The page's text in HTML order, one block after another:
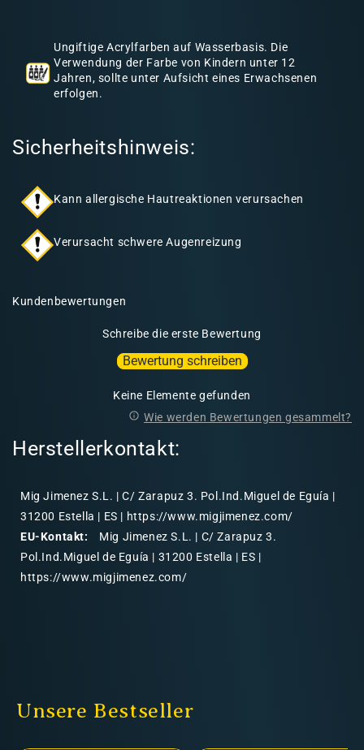
Ungiftige Acrylfarben auf Wasserbasis. Die
Verwendung der Farbe von Kindern unter 12
Jahren, sollte unter Aufsicht eines Erwachsenen
erfolgen.
Sicherheitshinweis:
Kann allergische Hautreaktionen verursachen
Verursacht schwere Augenreizung
Kundenbewertungen
Schreibe die erste Bewertung
Bewertung schreiben
Keine Elemente gefunden
Wie werden Bewertungen gesammelt?
Herstellerkontakt:
Mig Jimenez S.L. | C/ Zarapuz 3. Pol.Ind.Miguel de Eguía |
31200 Estella | ES | https://www.migjimenez.com/
EU-Kontakt:
Mig Jimenez S.L. | C/ Zarapuz 3.
Pol.Ind.Miguel de Eguía | 31200 Estella | ES |
https://www.migjimenez.com/
Unsere Bestseller